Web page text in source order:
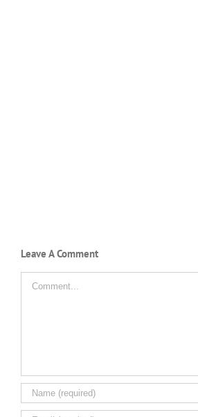
Leave A Comment